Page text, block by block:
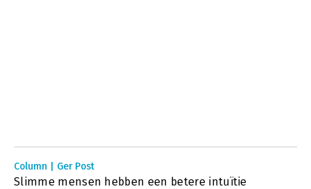
Column | Ger Post
Slimme mensen hebben een betere intuïtie